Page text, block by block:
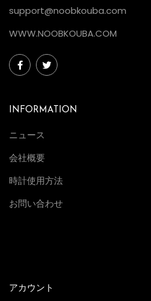
support@noobkouba.com
WWW.NOOBKOUBA.COM
INFORMATION
ニュース
会社概要
時計使用方法
お問い合わせ
アカウント